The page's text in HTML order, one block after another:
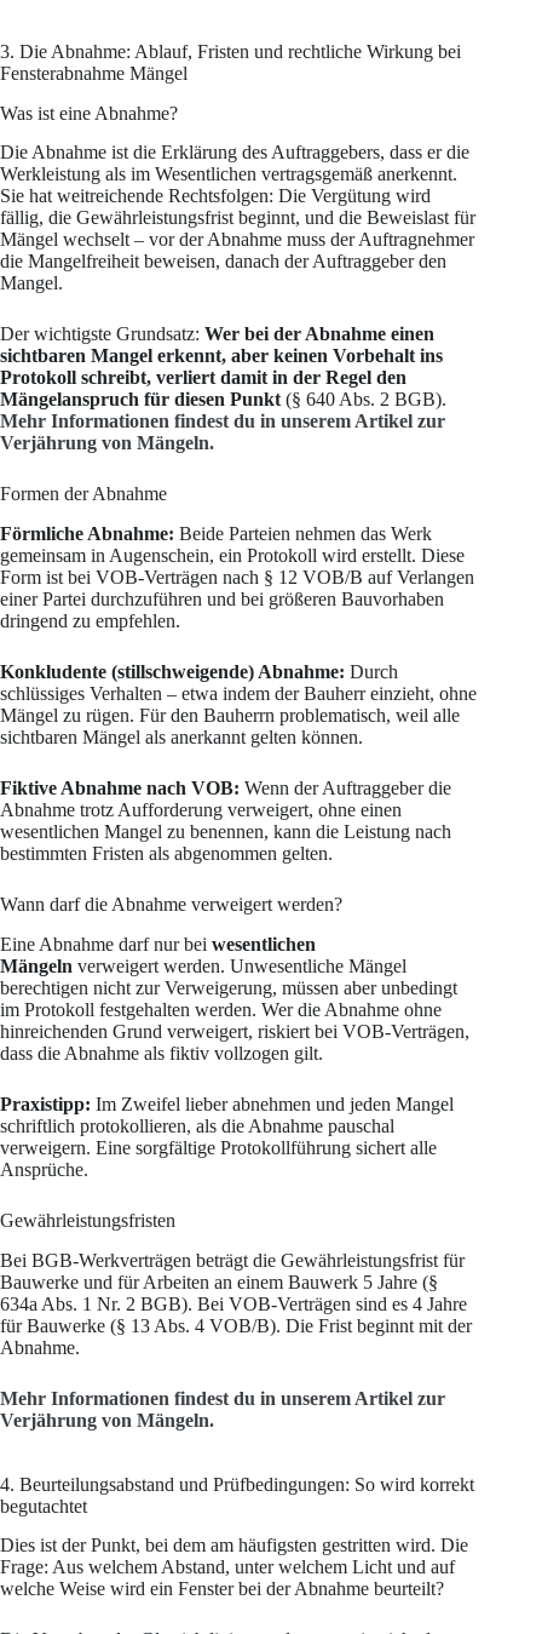
3. Die Abnahme: Ablauf, Fristen und rechtliche Wirkung bei
Fensterabnahme Mängel
Was ist eine Abnahme?
Die Abnahme ist die Erklärung des Auftraggebers, dass er die
Werkleistung als im Wesentlichen vertragsgemäß anerkennt.
Sie hat weitreichende Rechtsfolgen: Die Vergütung wird
fällig, die Gewährleistungsfrist beginnt, und die Beweislast für
Mängel wechselt – vor der Abnahme muss der Auftragnehmer
die Mangelfreiheit beweisen, danach der Auftraggeber den
Mangel.
Der wichtigste Grundsatz: Wer bei der Abnahme einen
sichtbaren Mangel erkennt, aber keinen Vorbehalt ins
Protokoll schreibt, verliert damit in der Regel den
Mängelanspruch für diesen Punkt(§ 640 Abs. 2 BGB).
Mehr Informationen findest du in unserem Artikel zur
Verjährung von Mängeln.
Formen der Abnahme
Förmliche Abnahme: Beide Parteien nehmen das Werk
gemeinsam in Augenschein, ein Protokoll wird erstellt. Diese
Form ist bei VOB-Verträgen nach § 12 VOB/B auf Verlangen
einer Partei durchzuführen und bei größeren Bauvorhaben
dringend zu empfehlen.
Konkludente (stillschweigende) Abnahme: Durch
schlüssiges Verhalten – etwa indem der Bauherr einzieht, ohne
Mängel zu rügen. Für den Bauherrn problematisch, weil alle
sichtbaren Mängel als anerkannt gelten können.
Fiktive Abnahme nach VOB: Wenn der Auftraggeber die
Abnahme trotz Aufforderung verweigert, ohne einen
wesentlichen Mangel zu benennen, kann die Leistung nach
bestimmten Fristen als abgenommen gelten.
Wann darf die Abnahme verweigert werden?
Eine Abnahme darf nur bei wesentlichen
Mängeln verweigert werden. Unwesentliche Mängel
berechtigen nicht zur Verweigerung, müssen aber unbedingt
im Protokoll festgehalten werden. Wer die Abnahme ohne
hinreichenden Grund verweigert, riskiert bei VOB-Verträgen,
dass die Abnahme als fiktiv vollzogen gilt.
Praxistipp: Im Zweifel lieber abnehmen und jeden Mangel
schriftlich protokollieren, als die Abnahme pauschal
verweigern. Eine sorgfältige Protokollführung sichert alle
Ansprüche.
Gewährleistungsfristen
Bei BGB-Werkverträgen beträgt die Gewährleistungsfrist für
Bauwerke und für Arbeiten an einem Bauwerk 5 Jahre (§
634a Abs. 1 Nr. 2 BGB). Bei VOB-Verträgen sind es 4 Jahre
für Bauwerke (§ 13 Abs. 4 VOB/B). Die Frist beginnt mit der
Abnahme.
Mehr Informationen findest du in unserem Artikel zur
Verjährung von Mängeln.
4. Beurteilungsabstand und Prüfbedingungen: So wird korrekt
begutachtet
Dies ist der Punkt, bei dem am häufigsten gestritten wird. Die
Frage: Aus welchem Abstand, unter welchem Licht und auf
welche Weise wird ein Fenster bei der Abnahme beurteilt?